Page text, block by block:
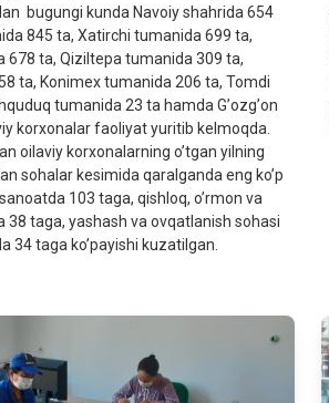
bugungi kunda Navoiy shahrida 654
845 ta, Xatirchi tumanida 699 ta,
678 ta, Qiziltepa tumanida 309 ta,
ta, Konimex tumanida 206 ta, Tomdi
tumanida 23 ta hamda Gʼozgʼon
korxonalar faoliyat yuritib kelmoqda.
oilaviy korxonalarning oʼtgan yilning
sohalar kesimida qaralganda eng koʼp
103 taga, qishloq, oʼrmon va
38 taga, yashash va ovqatlanish sohasi
34 taga koʼpayishi kuzatilgan.